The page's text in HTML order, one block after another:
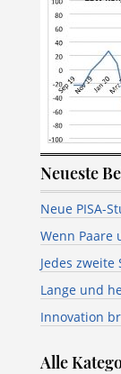
Neueste
Neue PISA-
Wenn Paare
Jedes
Lange und
Innovation
Alle